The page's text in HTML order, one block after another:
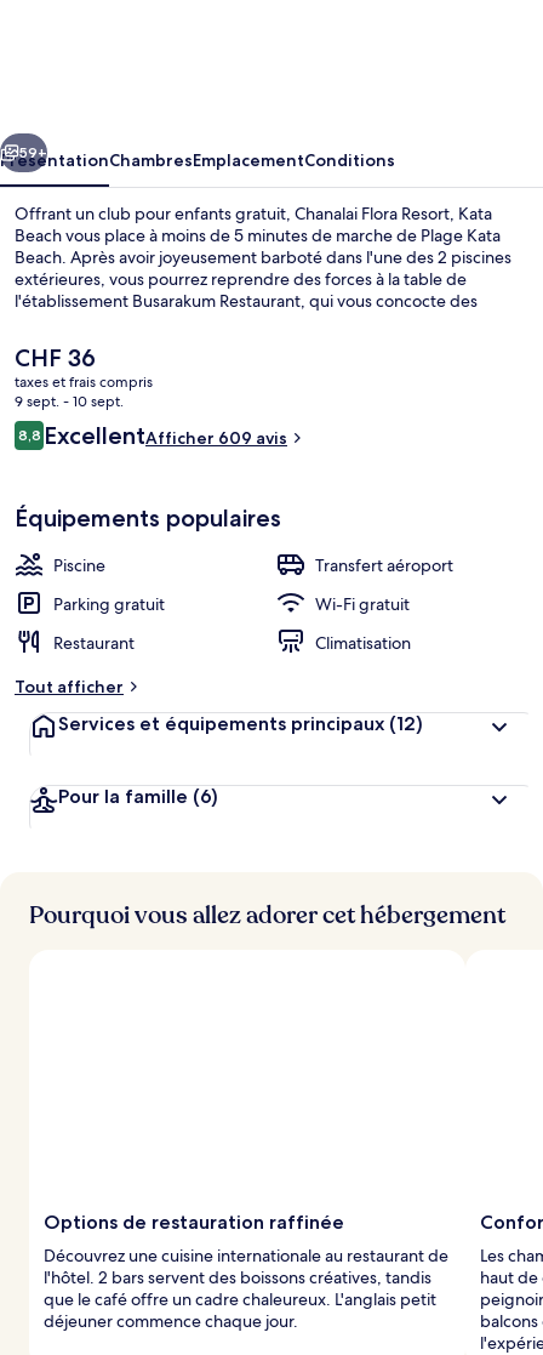
Beach
Suivant
59+
PrésentationChambresEmplacementConditions
Offrant un club pour enfants gratuit, Chanalai Flora Resort, Kata
Beach vous place à moins de 5 minutes de marche de Plage Kata
Beach. Après avoir joyeusement barboté dans l'une des 2 piscines
extérieures, vous pourrez reprendre des forces à la table de
l'établissement Busarakum Restaurant, qui vous concocte des
déjeuner, le déjeuner et le dîner. Parmi les autres petits avantages
de cet hébergement figurent 2 bars en bord de piscine, une salle
de fitness et une piscine pour enfants. Les autres voyageurs ne
disent que du bien en ce qui concerne le personnel attentionné.
Le
prix
actuel
est
de
CHF 36
taxes et frais compris
9 sept. - 10 sept.
Avis
voyageurs
8,88,8 sur 10
ExcellentAfficher 609 avis
Équipements populaires
Piscine
Transfert aéroport
Parking gratuit
Wi-Fi gratuit
Restaurant
Climatisation
Tout afficher
Services et équipements principaux (12)
Pour la famille (6)
Pourquoi vous allez adorer cet hébergement
Options de restauration raffinée
Découvrez une cuisine internationale au restaurant de
l'hôtel. 2 bars servent des boissons créatives, tandis
que le café offre un cadre chaleureux. L'anglais petit
déjeuner commence chaque jour.
Les
haut de